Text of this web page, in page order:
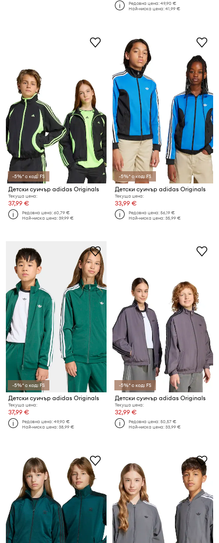
Редовна цена:49,90 €
Най-ниска цена:41,99 €
-5%* с код: FS
Детски суичър adidas Originals
Текуща цена:
37,99 €
Редовна цена:60,79 €
Най-ниска цена:39,99 €
-5%* с код: FS
Детски суичър adidas Originals
Текуща цена:
33,99 €
Редовна цена:56,19 €
Най-ниска цена:35,99 €
-5%* с код: FS
Детски суичър adidas Originals
Текуща цена:
37,99 €
Редовна цена:49,90 €
Най-ниска цена:38,99 €
-5%* с код: FS
Детски суичър adidas Originals
Текуща цена:
32,99 €
Редовна цена:50,57 €
Най-ниска цена:33,99 €